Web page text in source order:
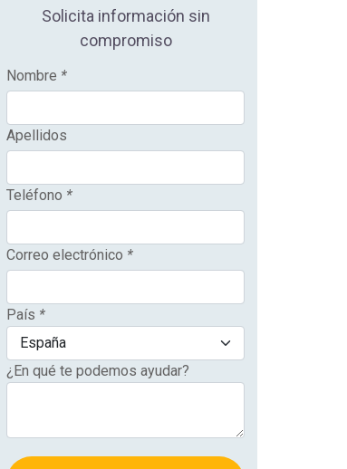
Solicita información sin
compromiso
Nombre *
Apellidos
Teléfono *
Correo electrónico *
País *
¿En qué te podemos ayudar?